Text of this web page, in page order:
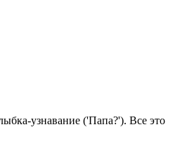
узнавание ('Папа?'). Все это